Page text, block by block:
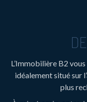
L’Immobilière B2
idéalement situé sur
plus